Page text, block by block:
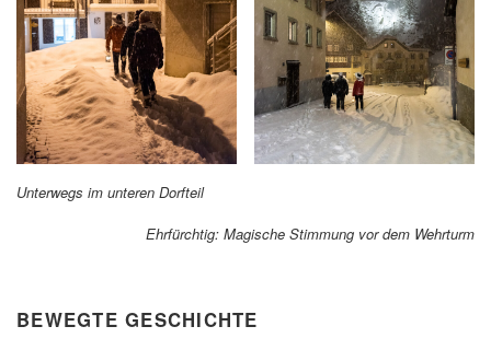
Unterwegs im unteren Dorfteil
Ehrfürchtig: Magische Stimmung vor dem Wehrturm
BEWEGTE GESCHICHTE